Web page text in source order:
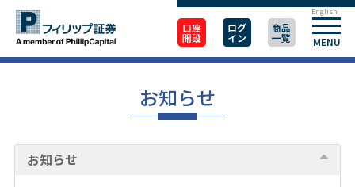
口座
開設
ログ
イン
商品
一覧 MENU
English
お知らせ
お知らせ